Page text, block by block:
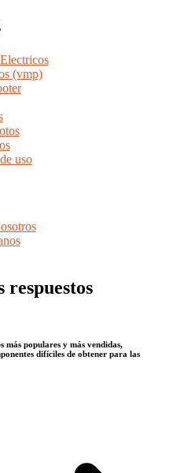
(vmp)
uso
respuestos
más populares y más vendidas,
difíciles de obtener para las